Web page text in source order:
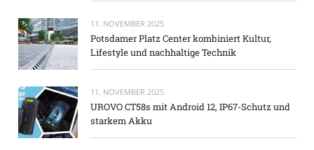
11. NOVEMBER 2025
Potsdamer Platz Center kombiniert Kultur,
Lifestyle und nachhaltige Technik
11. NOVEMBER 2025
UROVO CT58s mit Android 12, IP67-Schutz und
starkem Akku